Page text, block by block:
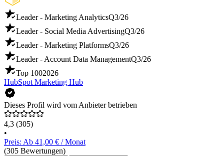
Leader - Marketing AnalyticsQ3/26
Leader - Social Media AdvertisingQ3/26
Leader - Marketing PlatformsQ3/26
Leader - Account Data ManagementQ3/26
Top 1002026
HubSpot Marketing Hub
Dieses Profil wird vom Anbieter betrieben
4,3 (305)
•
Preis: Ab 41,00 € / Monat
(305 Bewertungen)